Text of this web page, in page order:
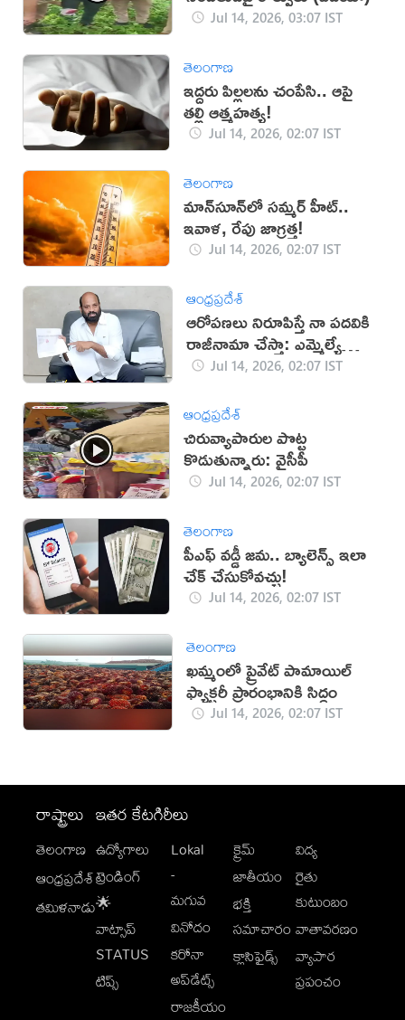
Jul 14, 2026, 03:07 IST
తెలంగాణ
ఇద్దరు పిల్లలను చంపేసి.. ఆపై
తల్లి ఆత్మహత్య!
Jul 14, 2026, 02:07 IST
తెలంగాణ
మాన్‌సూన్‌లో సమ్మర్ హీట్..
ఇవాళ, రేపు జాగ్రత్త!
Jul 14, 2026, 02:07 IST
ఆంధ్రప్రదేశ్
ఆరోపణలు నిరూపిస్తే నా పదవికి
రాజీనామా చేస్తా: ఎమ్మెల్యే
యార్లగడ్డ
Jul 14, 2026, 02:07 IST
ఆంధ్రప్రదేశ్
చిరువ్యాపారుల పొట్ట
కొడుతున్నారు: వైసీపీ
Jul 14, 2026, 02:07 IST
తెలంగాణ
పీఎఫ్ వడ్డీ జమ.. బ్యాలెన్స్ ఇలా
చేక్‌ చేసుకోవచ్చు!
Jul 14, 2026, 02:07 IST
తెలంగాణ
ఖమ్మంలో ప్రైవేట్ పామాయిల్
ఫ్యాక్టరీ ప్రారంభానికి సిద్ధం
Jul 14, 2026, 02:07 IST
రాష్ట్రాలు
తెలంగాణ
ఆంధ్రప్రదేశ్
తమిళనాడు
ఇతర కేటగిరీలు
ఉద్యోగాలు
ట్రెండింగ్
🌟
వాట్సాప్
STATUS
టిప్స్
Lokal
-
మగువ
వినోదం
కరోనా
అప్‌డేట్స్
రాజకీయం
క్రైమ్
జాతీయం
భక్తి
సమాచారం
క్లాసిఫైడ్స్
విద్య
రైతు
కుటుంబం
వాతావరణం
వ్యాపార
ప్రపంచం